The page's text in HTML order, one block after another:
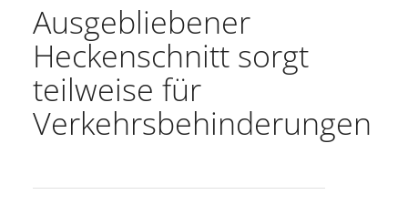
Ausgebliebener
Heckenschnitt sorgt
teilweise für
Verkehrsbehinderungen